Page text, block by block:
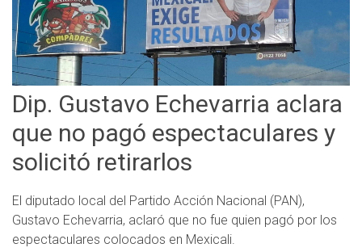
Dip. Gustavo Echevarria aclara
que no pagó espectaculares y
solicitó retirarlos
El diputado local del Partido Acción Nacional (PAN),
Gustavo Echevarria, aclaró que no fue quien pagó por los
espectaculares colocados en Mexicali.